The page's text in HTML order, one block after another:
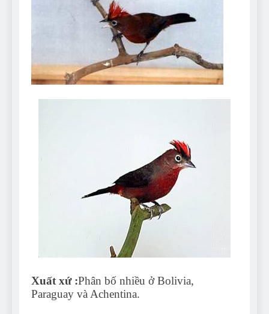
Can Bulldogs Play Fetch?
And How to Train Them!
7 Năm Ago
How Often Do I Need to
Groom My Bulldog
7 Năm Ago
Xuất xứ :Phân bố nhiều ở Bolivia,
Paraguay và Achentina.